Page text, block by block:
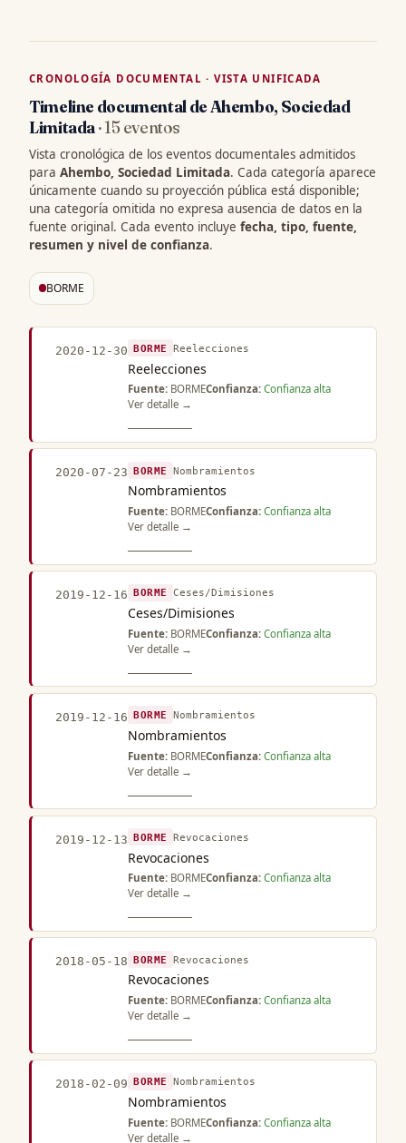
CRONOLOGÍA DOCUMENTAL · VISTA UNIFICADA
Timeline documental de Ahembo, Sociedad
Limitada· 15 eventos
Vista cronológica de los eventos documentales admitidos
para Ahembo, Sociedad Limitada. Cada categoría aparece
únicamente cuando su proyección pública está disponible;
una categoría omitida no expresa ausencia de datos en la
fuente original. Cada evento incluye fecha, tipo, fuente,
resumen y nivel de confianza.
BORME
2020-12-30 BORME Reelecciones
Reelecciones
Fuente: BORMEConfianza: Confianza alta
Ver detalle →
2020-07-23 BORME Nombramientos
Nombramientos
Fuente: BORMEConfianza: Confianza alta
Ver detalle →
2019-12-16 BORME Ceses/Dimisiones
Ceses/Dimisiones
Fuente: BORMEConfianza: Confianza alta
Ver detalle →
2019-12-16 BORME Nombramientos
Nombramientos
Fuente: BORMEConfianza: Confianza alta
Ver detalle →
2019-12-13 BORME Revocaciones
Revocaciones
Fuente: BORMEConfianza: Confianza alta
Ver detalle →
2018-05-18 BORME Revocaciones
Revocaciones
Fuente: BORMEConfianza: Confianza alta
Ver detalle →
2018-02-09 BORME Nombramientos
Nombramientos
Fuente: BORMEConfianza: Confianza alta
Ver detalle →